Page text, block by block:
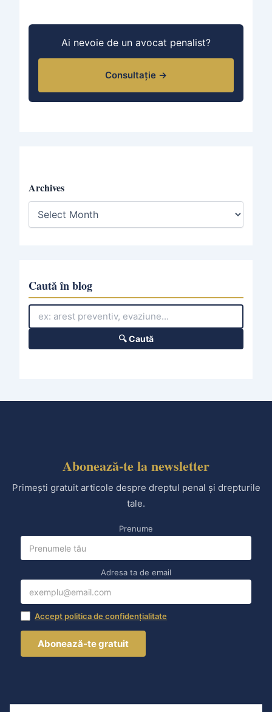
Ai nevoie de un avocat penalist?
Consultație →
Archives
A
c
s
Caută în blog
🔍 Caută
Abonează-te la newsletter
Primești gratuit articole despre dreptul penal și drepturile
tale.
Prenume
Adresa ta de email
Accept politica de confidențialitate